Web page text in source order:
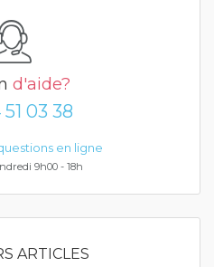
d'aide?
03 38
en ligne
9h00 - 18h
ARTICLES